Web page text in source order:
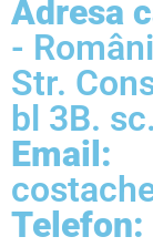
Adresa
-
Str.
bl 3B.
Email:
Telefon: